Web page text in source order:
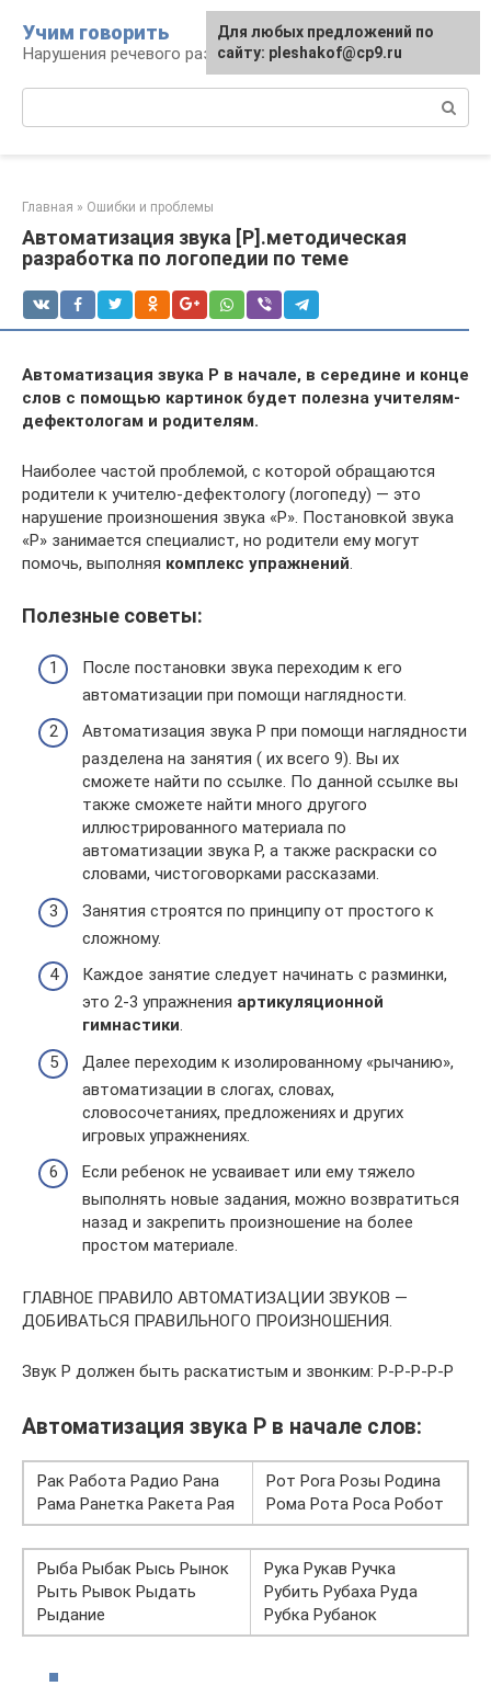
контенту
Учим говорить
Нарушения речевого развития
Главная » Ошибки и проблемы
Автоматизация звука [Р].методическая
разработка по логопедии по теме
Автоматизация звука Р в начале, в середине и конце
слов с помощью картинок будет полезна учителям-
дефектологам и родителям.
Наиболее частой проблемой, с которой обращаются
родители к учителю-дефектологу (логопеду) — это
нарушение произношения звука «Р». Постановкой звука
«Р» занимается специалист, но родители ему могут
помочь, выполняя комплекс упражнений.
Полезные советы:
После постановки звука переходим к его
автоматизации при помощи наглядности.
Автоматизация звука Р при помощи наглядности
разделена на занятия ( их всего 9). Вы их
сможете найти по ссылке. По данной ссылке вы
также сможете найти много другого
иллюстрированного материала по
автоматизации звука Р, а также раскраски со
словами, чистоговорками рассказами.
Занятия строятся по принципу от простого к
сложному.
Каждое занятие следует начинать с разминки,
это 2-3 упражнения артикуляционной
гимнастики.
Далее переходим к изолированному «рычанию»,
автоматизации в слогах, словах,
словосочетаниях, предложениях и других
игровых упражнениях.
Если ребенок не усваивает или ему тяжело
выполнять новые задания, можно возвратиться
назад и закрепить произношение на более
простом материале.
ГЛАВНОЕ ПРАВИЛО АВТОМАТИЗАЦИИ ЗВУКОВ —
ДОБИВАТЬСЯ ПРАВИЛЬНОГО ПРОИЗНОШЕНИЯ.
Звук Р должен быть раскатистым и звонким: Р-Р-Р-Р-Р
Автоматизация звука Р в начале слов:
Рак Работа Радио Рана
Рама Ранетка Ракета Рая
Рот Рога Розы Родина
Рома Рота Роса Робот
Рыба Рыбак Рысь Рынок
Рыть Рывок Рыдать
Рыдание
Рука Рукав Ручка
Рубить Рубаха Руда
Рубка Рубанок
Для любых предложений по
сайту: pleshakof@cp9.ru